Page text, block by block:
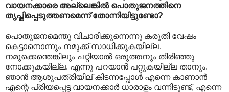
വായനക്കാരെ അല്ലെങ്കില്‍ പൊതുജനത്തിനെ
തൃപ്തിപ്പെടുത്തണമെന്ന് തോന്നിയിട്ടുണ്ടോ?
പൊതുജനമെന്തു വിചാരിക്കുന്നെന്നു കരുതി വേഷം
കെട്ടാനൊന്നും നമുക്ക് സാധിക്കുകയില്ല.
നമുക്കെന്തെങ്കിലും പറ്റിയാല്‍ ഒരുത്തനും തിരിഞ്ഞു
നോക്കുകയില്ല. എന്നു പറയാന്‍ പറ്റുകയില്ല താനും.
ഞാന്‍ ആശുപത്രിയില് ‍കിടന്നപ്പോള്‍ എന്നെ കാണാന്‍
എന്റെ പ്രിയപ്പെട്ട വായനക്കാര്‍ ധാരാളം വന്നിടുണ്ട്, എന്നെ